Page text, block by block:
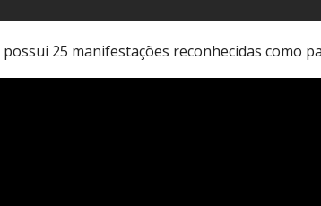
possui 25 manifestações reconhecidas como